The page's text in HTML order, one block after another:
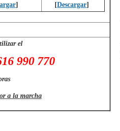
] [Descargar]
el
990 770
a la marcha